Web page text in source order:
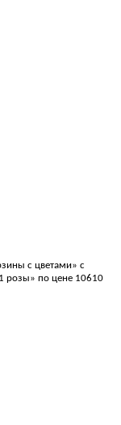
с цветами» с
розы» по цене 10610